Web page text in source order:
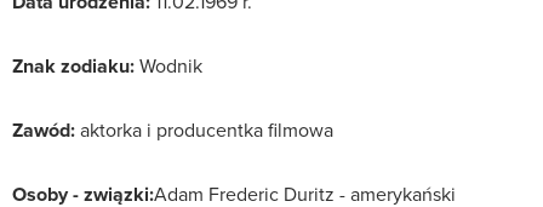
Znak zodiaku:Wodnik
Zawód:aktorka i producentka filmowa
Osoby - związki:Adam Frederic Duritz - amerykański